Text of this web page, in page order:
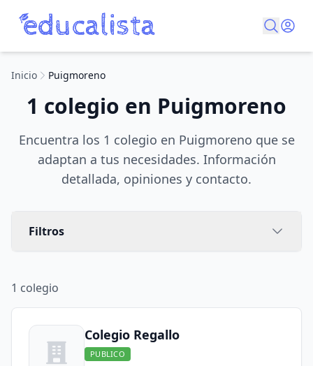
Inicio Puigmoreno
1 colegio en Puigmoreno
Encuentra los 1 colegio en Puigmoreno que se
adaptan a tus necesidades. Información
detallada, opiniones y contacto.
Filtros
1 colegio
Colegio Regallo
PUBLICO